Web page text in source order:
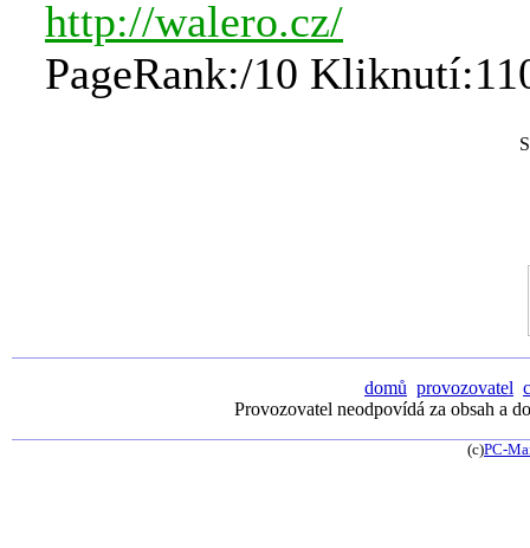
http://walero.cz/
PageRank:/10
domů provozovatel
Provozovatel neodpovídá za obsah a
(c)PC-